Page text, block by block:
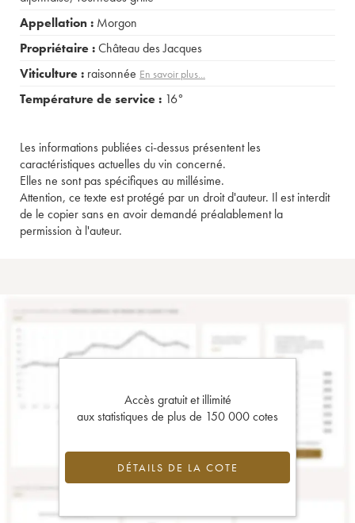
Appellation : Morgon
Propriétaire :Château des Jacques
Viticulture : raisonnée En savoir plus...
Température de service : 16°
Les informations publiées ci-dessus présentent les
caractéristiques actuelles du vin concerné.
Elles ne sont pas spécifiques au millésime.
Attention, ce texte est protégé par un droit d'auteur. Il est interdit
de le copier sans en avoir demandé préalablement la
permission à l'auteur.
Accès gratuit et illimité
aux statistiques de plus de 150 000 cotes
DÉTAILS DE LA COTE